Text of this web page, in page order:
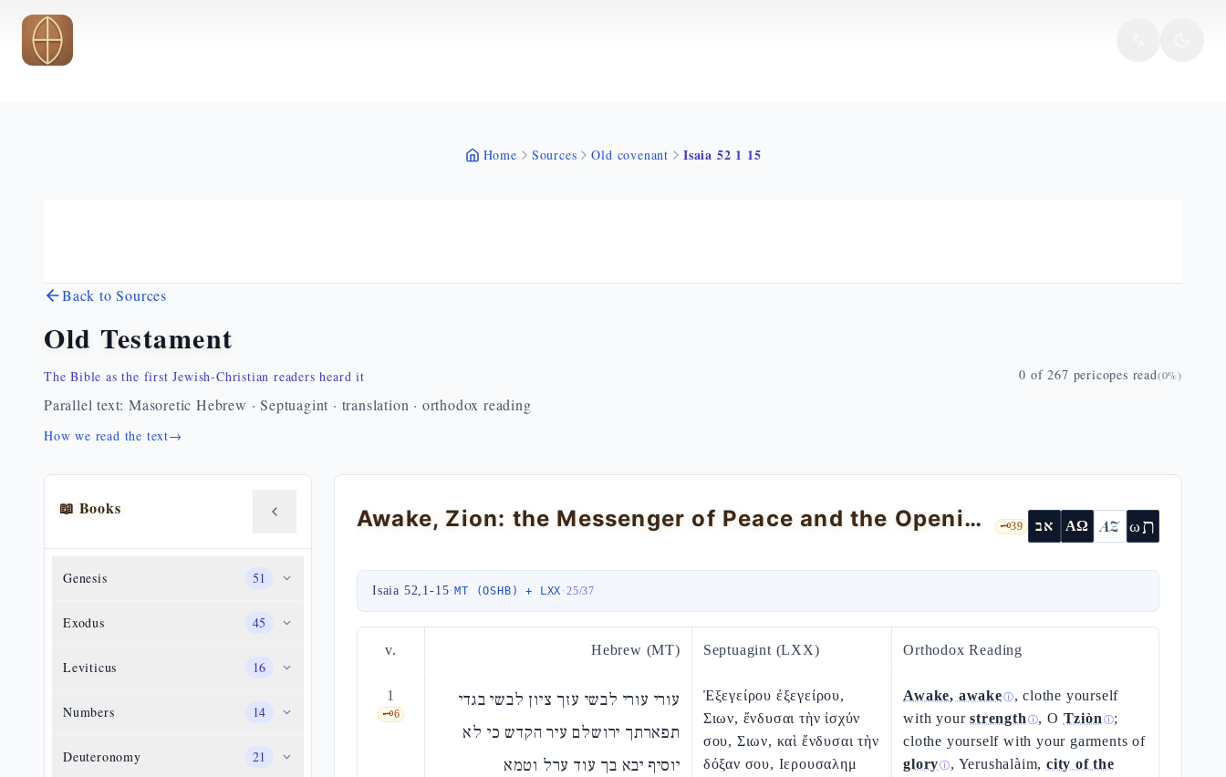
Skip to main content
Home Sources Old covenant Isaia 52 1 15
Back to Sources
Old Testament
The Bible as the first Jewish-Christian readers heard it
Parallel text: Masoretic Hebrew · Septuagint · translation · orthodox reading
How we read the text→
0 of 267 pericopes read(0%)
📖 Books
Genesis 51
Exodus 45
Leviticus 16
Numbers 14
Deuteronomy 21
Awake, Zion: the Messenger of Peace and the Opening of the Servant Song 🗝️39 אב ΑΩ AZ ωת
Isaia 52,1-15·MT (OSHB) + LXX·25/37
v. Hebrew (MT) Septuagint (LXX) Orthodox Reading
1
🗝️6
עורי עורי לבשי עזך ציון לבשי בגדי
תפארתך ירושלם עיר הקדש כי לא
יוסיף יבא בך עוד ערל וטמא
Ἐξεγείρου ἐξεγείρου,
Σιων, ἔνδυσαι τὴν ἰσχύν
σου, Σιων, καὶ ἔνδυσαι τὴν
δόξαν σου, Ιερουσαλημ
Awake, awakeⓘ, clothe yourself
with yourstrength ⓘ, O Tziòn ⓘ;
clothe yourself with your garments of
gloryⓘ, Yerushalàim,city of the